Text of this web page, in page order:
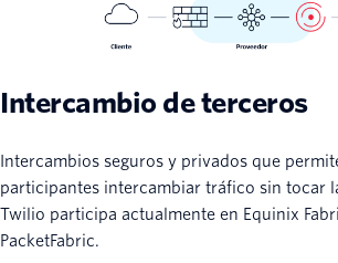
Intercambio de terceros
Intercambios seguros y privados que
participantes intercambiar tráfico sin tocar
Twilio participa actualmente en Equinix
PacketFabric.